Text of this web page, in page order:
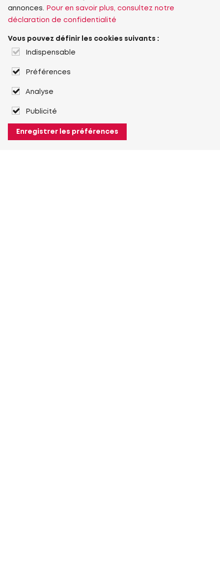
annonces.
Pour en savoir plus, consultez notre
déclaration de confidentialité
Vous pouvez définir les cookies suivants :
Indispensable
Préférences
Analyse
Publicité
Enregistrer les préférences